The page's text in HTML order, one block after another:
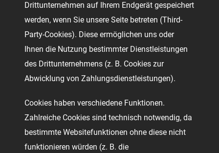
Drittunternehmen auf Ihrem Endgerät gespeichert
werden, wenn Sie unsere Seite betreten (Third-
Party-Cookies). Diese ermöglichen uns oder
Ihnen die Nutzung bestimmter Dienstleistungen
des Drittunternehmens (z. B. Cookies zur
Abwicklung von Zahlungsdienstleistungen).
Cookies haben verschiedene Funktionen.
Zahlreiche Cookies sind technisch notwendig, da
bestimmte Websitefunktionen ohne diese nicht
funktionieren würden (z. B. die